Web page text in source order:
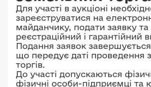
Для участі в аукціоні
зареєструватися на
майданчику, подати заявку та
реєстраційний і гарантійний
Подання заявок
що передує даті проведення
торгів.
До участі допускаються
фізичні особи-підприємці та